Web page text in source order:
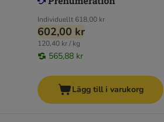
Individuellt 618,00 kr
602,00 kr
120,40 kr / kg
565,88 kr
Lägg till i varukorg